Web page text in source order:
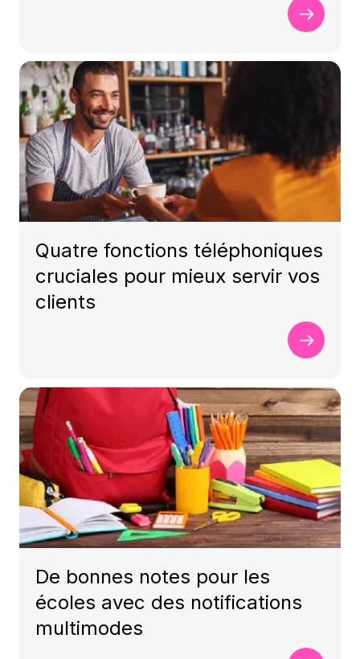
Quatre fonctions téléphoniques
cruciales pour mieux servir vos
clients
De bonnes notes pour les
écoles avec des notifications
multimodes